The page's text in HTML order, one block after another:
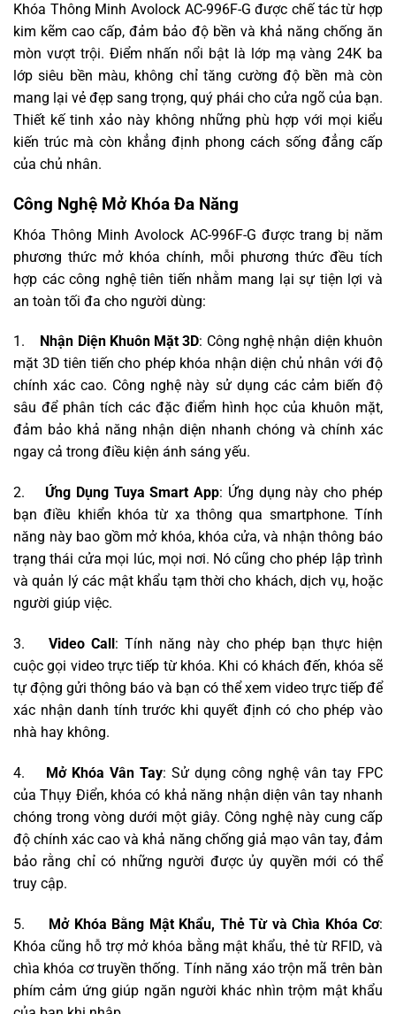
Khóa Thông Minh Avolock AC-996F-G được chế tác từ hợp
kim kẽm cao cấp, đảm bảo độ bền và khả năng chống ăn
mòn vượt trội. Điểm nhấn nổi bật là lớp mạ vàng 24K ba
lớp siêu bền màu, không chỉ tăng cường độ bền mà còn
mang lại vẻ đẹp sang trọng, quý phái cho cửa ngõ của bạn.
Thiết kế tinh xảo này không những phù hợp với mọi kiểu
kiến trúc mà còn khẳng định phong cách sống đẳng cấp
của chủ nhân.
Công Nghệ Mở Khóa Đa Năng
Khóa Thông Minh Avolock AC-996F-G được trang bị năm
phương thức mở khóa chính, mỗi phương thức đều tích
hợp các công nghệ tiên tiến nhằm mang lại sự tiện lợi và
an toàn tối đa cho người dùng:
1. Nhận Diện Khuôn Mặt 3D: Công nghệ nhận diện khuôn
mặt 3D tiên tiến cho phép khóa nhận diện chủ nhân với độ
chính xác cao. Công nghệ này sử dụng các cảm biến độ
sâu để phân tích các đặc điểm hình học của khuôn mặt,
đảm bảo khả năng nhận diện nhanh chóng và chính xác
ngay cả trong điều kiện ánh sáng yếu.
2.Ứng Dụng Tuya Smart App: Ứng dụng này cho phép
bạn điều khiển khóa từ xa thông qua smartphone. Tính
năng này bao gồm mở khóa, khóa cửa, và nhận thông báo
trạng thái cửa mọi lúc, mọi nơi. Nó cũng cho phép lập trình
và quản lý các mật khẩu tạm thời cho khách, dịch vụ, hoặc
người giúp việc.
3.Video Call: Tính năng này cho phép bạn thực hiện
cuộc gọi video trực tiếp từ khóa. Khi có khách đến, khóa sẽ
tự động gửi thông báo và bạn có thể xem video trực tiếp để
xác nhận danh tính trước khi quyết định có cho phép vào
nhà hay không.
4. Mở Khóa Vân Tay: Sử dụng công nghệ vân tay FPC
của Thụy Điển, khóa có khả năng nhận diện vân tay nhanh
chóng trong vòng dưới một giây. Công nghệ này cung cấp
độ chính xác cao và khả năng chống giả mạo vân tay, đảm
bảo rằng chỉ có những người được ủy quyền mới có thể
truy cập.
5. Mở Khóa Bằng Mật Khẩu, Thẻ Từ và Chìa Khóa Cơ:
Khóa cũng hỗ trợ mở khóa bằng mật khẩu, thẻ từ RFID, và
chìa khóa cơ truyền thống. Tính năng xáo trộn mã trên bàn
phím cảm ứng giúp ngăn người khác nhìn trộm mật khẩu